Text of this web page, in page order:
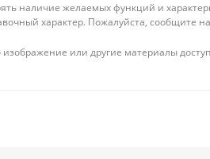
наличие желаемых функций и
характер. Пожалуйста, сообщите
изображение или другие материалы